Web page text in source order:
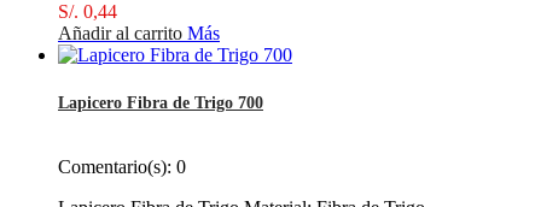
S/. 0,44
Añadir al carrito Más
Lapicero Fibra de Trigo 700
Comentario(s): 0